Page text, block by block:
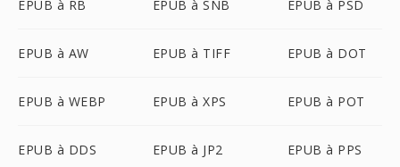
EPUB à RB EPUB à SNB EPUB à PSD
EPUB à AW EPUB à TIFF EPUB à DOT
EPUB à WEBP EPUB à XPS EPUB à POT
EPUB à DDS EPUB à JP2 EPUB à PPS